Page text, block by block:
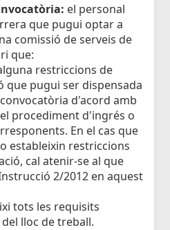
el personal
que pugui optar a
comissió de serveis de
que:
restriccions de
que pugui ser dispensada
d'acord amb
procediment d'ingrés o
En el cas que
estableixin restriccions
cal atenir-se al que
2/2012 en aquest
tots les requisits
lloc de treball.